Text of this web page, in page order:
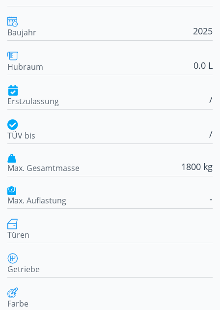
Baujahr 2025
Hubraum 0.0 L
Erstzulassung /
TÜV bis /
Max. Gesamtmasse 1800 kg
Max. Auflastung -
Türen
Getriebe
Farbe